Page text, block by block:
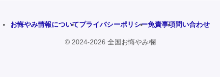
お悔やみ情報についてプライバシーポリシー免責事項問い合わせ
© 2024-2026 全国お悔やみ欄